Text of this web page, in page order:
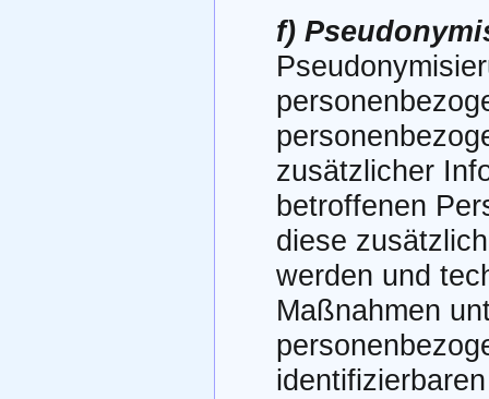
f)
zusätzlicher
betroffenen
diese
werden und
Maßnahmen